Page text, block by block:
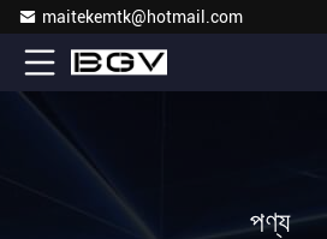
maitekemtk@hotmail.com
পণ্য